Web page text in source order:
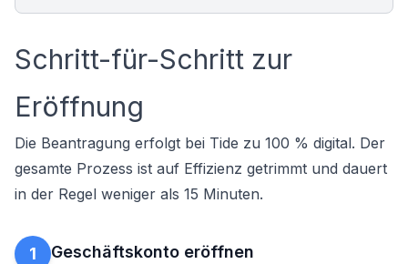
Schritt-für-Schritt zur
Eröffnung
Die Beantragung erfolgt bei Tide zu 100 % digital. Der
gesamte Prozess ist auf Effizienz getrimmt und dauert
in der Regel weniger als 15 Minuten.
1 Geschäftskonto eröffnen